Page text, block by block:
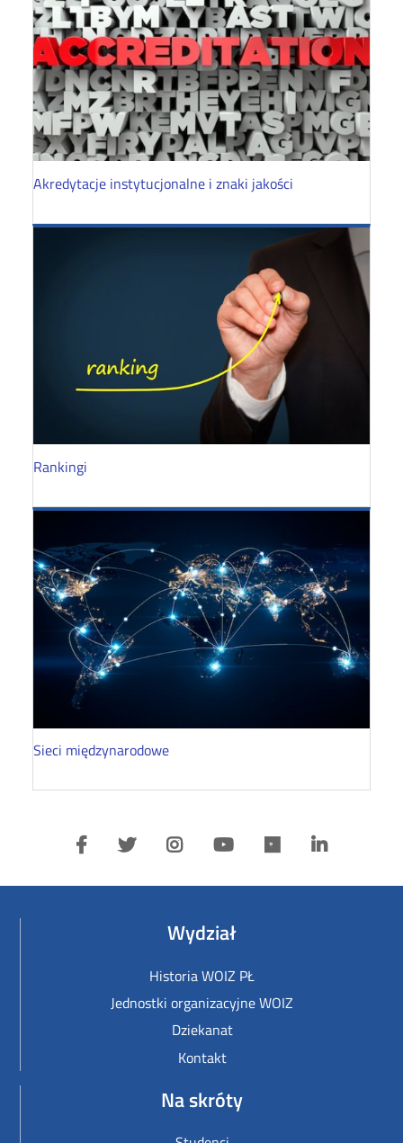
Akredytacje instytucjonalne i znaki jakości
Rankingi
Sieci międzynarodowe
Wydział
Historia WOIZ PŁ
Jednostki organizacyjne WOIZ
Dziekanat
Kontakt
Na skróty